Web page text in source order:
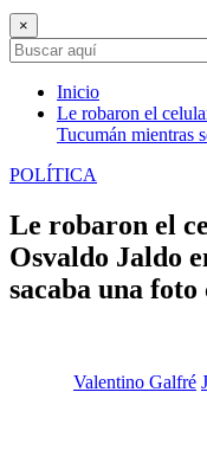
×
Inicio
Le robaron el
Tucumán mientras
POLÍTICA
Le robaron el
Osvaldo Jaldo
sacaba una
Valentino Galfré